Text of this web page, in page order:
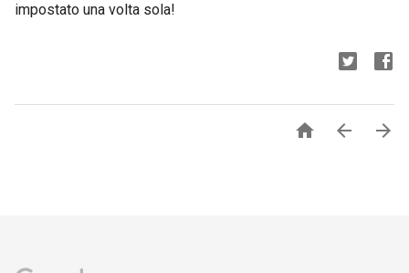
impostato una volta sola!
  